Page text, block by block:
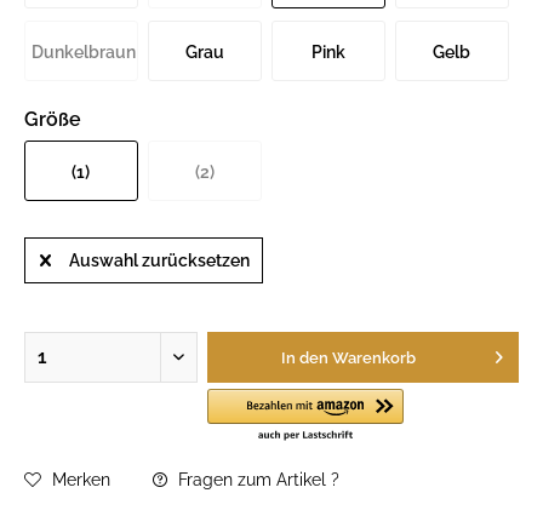
Dunkelbraun Grau Pink Gelb
Größe
(1) (2)
Auswahl zurücksetzen
In den Warenkorb
Merken Fragen zum Artikel ?